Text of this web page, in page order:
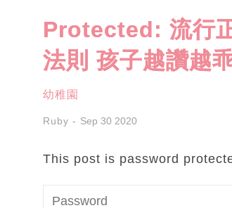
Protected: 流行
法則 孩子越讚越
幼稚園
Ruby Sep 30 2020
This post is password